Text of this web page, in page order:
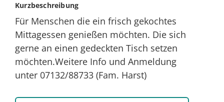
Kurzbeschreibung
Für Menschen die ein frisch gekochtes
Mittagessen genießen möchten. Die sich
gerne an einen gedeckten Tisch setzen
möchten.Weitere Info und Anmeldung
unter 07132/88733 (Fam. Harst)